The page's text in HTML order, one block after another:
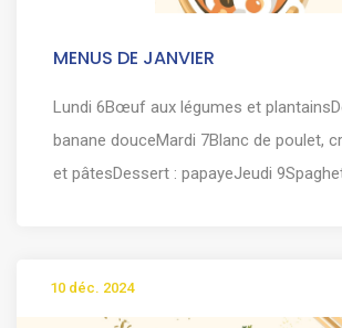
MENUS DE JANVIER
Lundi 6Bœuf aux légumes et
banane douceMardi 7Blanc de poulet,
et pâtesDessert : papayeJeudi
10 déc. 2024